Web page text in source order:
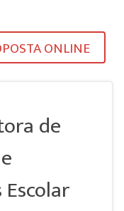
ONLINE
de